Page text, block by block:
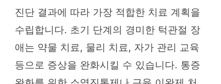
진단 결과에 따라 가장 적합한 치료 계획을
수립합니다. 초기 단계의 경미한 턱관절 장
애는 약물 치료, 물리 치료, 자가 관리 교육
등으로 증상을 완화시킬 수 있습니다. 통증